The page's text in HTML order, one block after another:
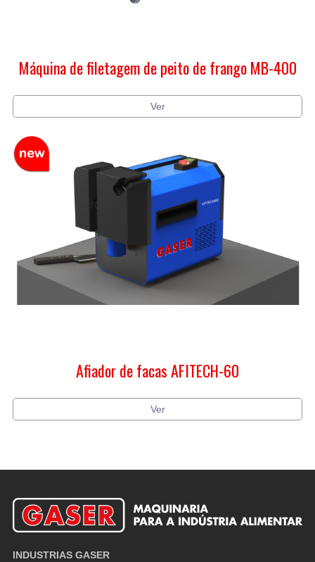
Máquina de filetagem de peito de frango MB-400
Ver
Afiador de facas AFITECH-60
Ver
INDUSTRIAS GASER